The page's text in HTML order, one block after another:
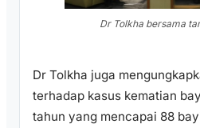
Dr Tolkha bersama
Dr Tolkha juga
terhadap kasus kematian
tahun yang mencapai 88